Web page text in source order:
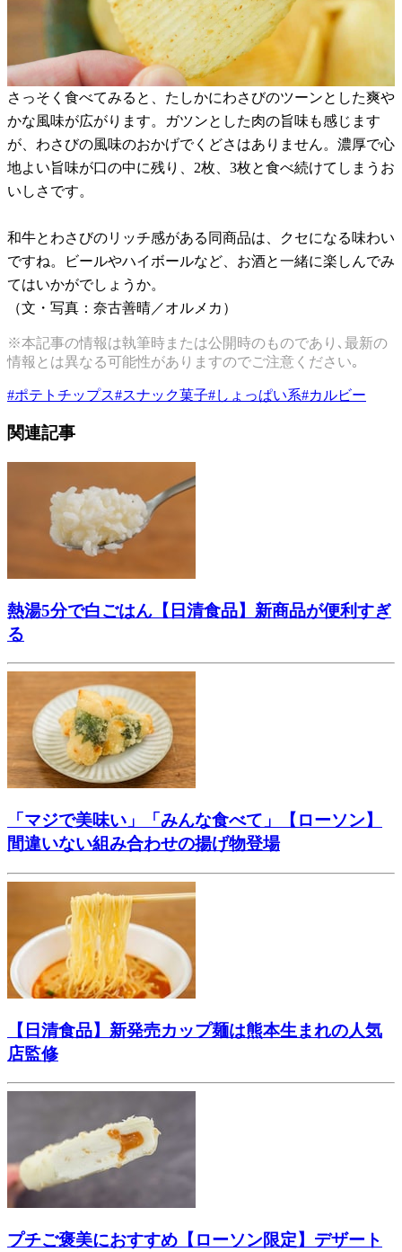
さっそく食べてみると、たしかにわさびのツーンとした爽や
かな風味が広がります。ガツンとした肉の旨味も感じます
が、わさびの風味のおかげでくどさはありません。濃厚で心
地よい旨味が口の中に残り、2枚、3枚と食べ続けてしまうお
いしさです。
和牛とわさびのリッチ感がある同商品は、クセになる味わい
ですね。ビールやハイボールなど、お酒と一緒に楽しんでみ
てはいかがでしょうか。
（文・写真：奈古善晴／オルメカ）
※本記事の情報は執筆時または公開時のものであり､最新の
情報とは異なる可能性がありますのでご注意ください｡
#ポテトチップス#スナック菓子#しょっぱい系#カルビー
関連記事
熱湯5分で白ごはん【日清食品】新商品が便利すぎ
る
「マジで美味い」「みんな食べて」【ローソン】
間違いない組み合わせの揚げ物登場
【日清食品】新発売カップ麺は熊本生まれの人気
店監修
プチご褒美におすすめ【ローソン限定】デザート